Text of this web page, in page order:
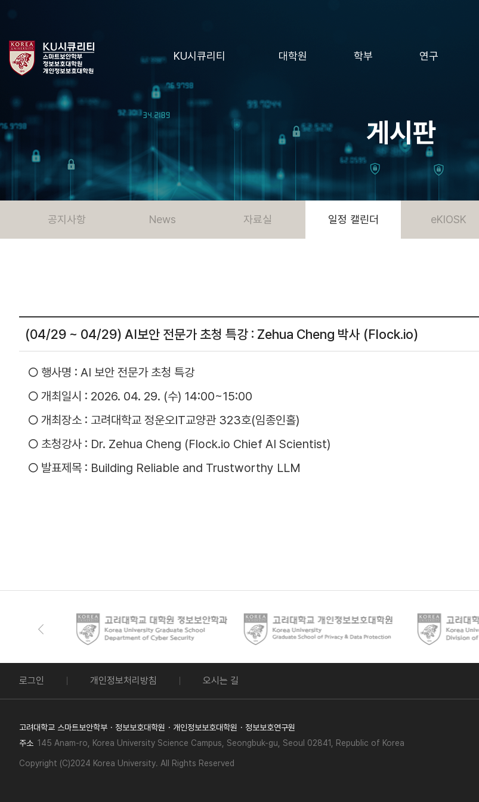
KU시큐리티 대학원 학부 연구
게시판
공지사항 News 자료실 일정 캘린더 eKIOSK
(04/29 ~ 04/29) AI보안 전문가 초청 특강 : Zehua Cheng 박사 (Flock.io)
○ 행사명 : AI 보안 전문가 초청 특강
○ 개최일시 : 2026. 04. 29. (수) 14:00~15:00
○ 개최장소 : 고려대학교 정운오IT교양관 323호(임종인홀)
○ 초청강사 : Dr. Zehua Cheng (Flock.io Chief AI Scientist)
○ 발표제목 : Building Reliable and Trustworthy LLM
로그인 개인정보처리방침 오시는 길
고려대학교 스마트보안학부 정보보호대학원 개인정보보호대학원
정보보호연구원
주소 145 Anam-ro, Korea University Science Campus, Seongbuk-gu, Seoul 02841, Republic of Korea
Copyright (C)2024 Korea University. All Rights Reserved